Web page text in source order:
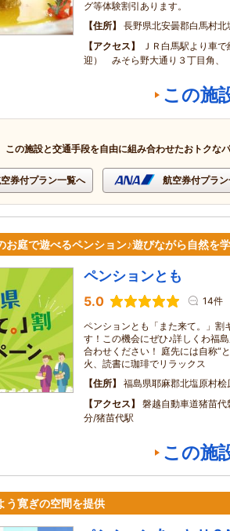
グ等体験割引あります。
住所
長野県北安曇郡白馬村
アクセス
ＪＲ白馬駅より車
迎） みそら野大通り３丁目角、
この施
この施設と交通手段を自由に組み合わせたおトクな
券付プラン一覧へ 航空券付プラ
お庭で遊べるペンション♪遊びながら自然を
ペンションとも
5.0 14件
ペンションとも「また来て。」割
す！この機会にぜひ♪詳しくわ福
合わせください！ 庭先には自称“
火、読書に珈琲でリラックス
住所
福島県耶麻郡北塩原村桧
アクセス
磐越自動車道猪苗
分/猪苗代駅
この施
う寛ぎの空間を提供